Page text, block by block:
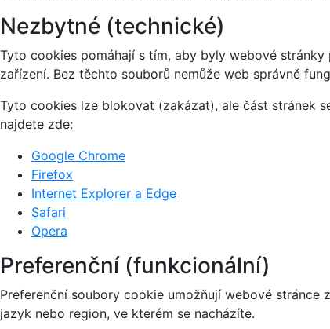
Nezbytné (technické)
Tyto cookies pomáhají s tím, aby byly webové
zařízení. Bez těchto souborů nemůže web správně
Tyto cookies lze blokovat (zakázat), ale část stránek
najdete zde:
Google Chrome
Firefox
Internet Explorer a Edge
Safari
Opera
Preferenční (funkcionální)
Preferenční soubory cookie umožňují webové
jazyk nebo region, ve kterém se nacházíte.